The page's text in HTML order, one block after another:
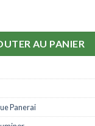
AU PANIER
Panerai